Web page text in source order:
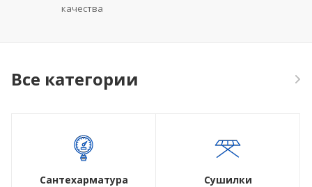
качества
Все категории
Сантехарматура
Сушилки